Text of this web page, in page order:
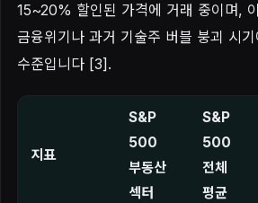
15~20% 할인된 가격에 거래 중이며,
금융위기나 과거 기술주 버블 붕괴 시
수준입니다 [3].
지표
S&P
500
부동산
섹터
S&P
500
전체
평균